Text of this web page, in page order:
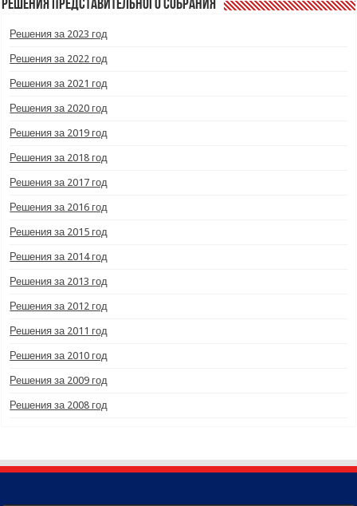
Решения Представительного Собрания
Решения за 2023 год
Решения за 2022 год
Решения за 2021 год
Решения за 2020 год
Решения за 2019 год
Решения за 2018 год
Решения за 2017 год
Решения за 2016 год
Решения за 2015 год
Решения за 2014 год
Решения за 2013 год
Решения за 2012 год
Решения за 2011 год
Решения за 2010 год
Решения за 2009 год
Решения за 2008 год